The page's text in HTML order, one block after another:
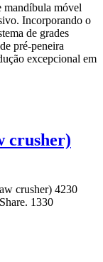
móvel
Incorporando o
de grades
pré-peneira
excepcional em
crusher)
crusher) 4230
1330